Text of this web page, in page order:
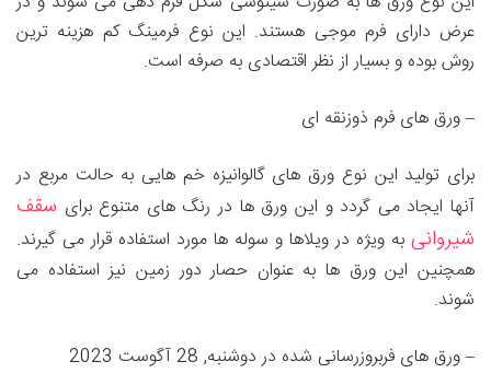
عرض دارای فرم موجی هستند. این نوع فرمینگ کم‌ هزینه‌ ترین
روش بوده و بسیار از نظر اقتصادی به صرفه است.
– ورق های فرم ذوزنقه ای
برای تولید این نوع ورق های گالوانیزه خم هایی به حالت مربع در
آنها ایجاد می گردد و این ورق ها در رنگ های متنوع برای سقف
شیروانی به ویژه در ویلاها و سوله ها مورد استفاده قرار می گیرند.
همچنین این ورق ها به عنوان حصار دور زمین نیز استفاده می
شوند.
– ورق های فربروزرسانی شده در دوشنبه, 28 آگوست 2023